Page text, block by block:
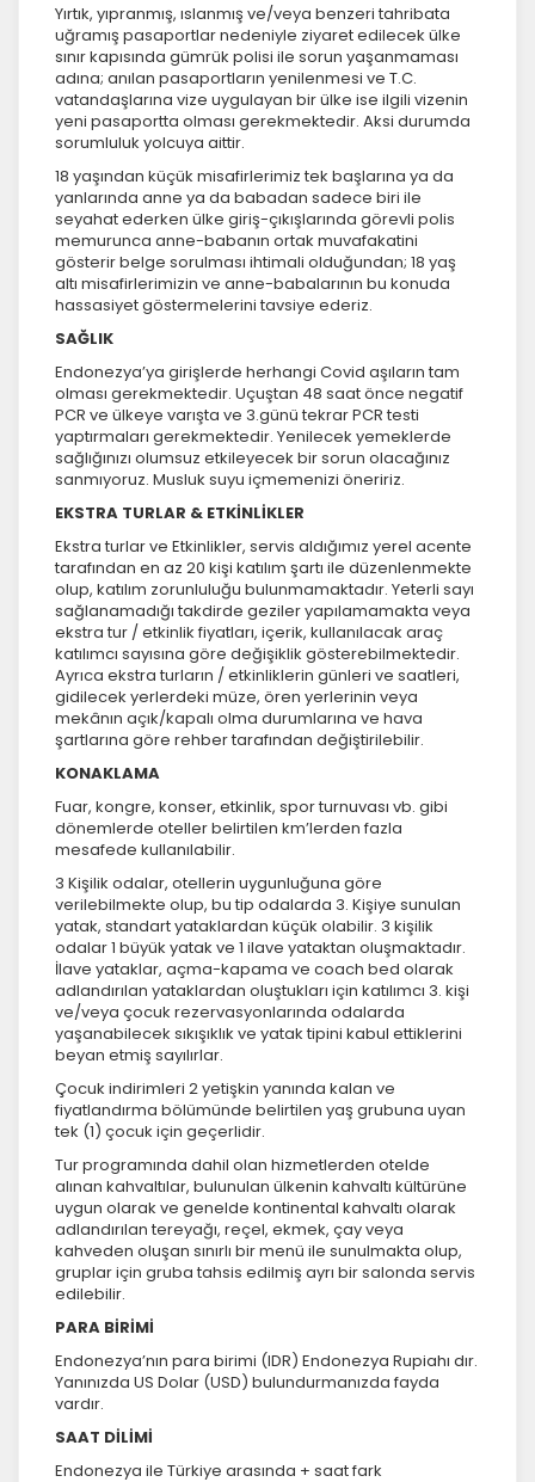
Yırtık, yıpranmış, ıslanmış ve/veya benzeri tahribata
uğramış pasaportlar nedeniyle ziyaret edilecek ülke
sınır kapısında gümrük polisi ile sorun yaşanmaması
adına; anılan pasaportların yenilenmesi ve T.C.
vatandaşlarına vize uygulayan bir ülke ise ilgili vizenin
yeni pasaportta olması gerekmektedir. Aksi durumda
sorumluluk yolcuya aittir.
18 yaşından küçük misafirlerimiz tek başlarına ya da
yanlarında anne ya da babadan sadece biri ile
seyahat ederken ülke giriş-çıkışlarında görevli polis
memurunca anne-babanın ortak muvafakatini
gösterir belge sorulması ihtimali olduğundan; 18 yaş
altı misafirlerimizin ve anne-babalarının bu konuda
hassasiyet göstermelerini tavsiye ederiz.
SAĞLIK
Endonezya’ya girişlerde herhangi Covid aşıların tam
olması gerekmektedir. Uçuştan 48 saat önce negatif
PCR ve ülkeye varışta ve 3.günü tekrar PCR testi
yaptırmaları gerekmektedir. Yenilecek yemeklerde
sağlığınızı olumsuz etkileyecek bir sorun olacağınız
sanmıyoruz. Musluk suyu içmemenizi öneririz.
EKSTRA TURLAR & ETKİNLİKLER
Ekstra turlar ve Etkinlikler, servis aldığımız yerel acente
tarafından en az 20 kişi katılım şartı ile düzenlenmekte
olup, katılım zorunluluğu bulunmamaktadır. Yeterli sayı
sağlanamadığı takdirde geziler yapılamamakta veya
ekstra tur / etkinlik fiyatları, içerik, kullanılacak araç
katılımcı sayısına göre değişiklik gösterebilmektedir.
Ayrıca ekstra turların / etkinliklerin günleri ve saatleri,
gidilecek yerlerdeki müze, ören yerlerinin veya
mekânın açık/kapalı olma durumlarına ve hava
şartlarına göre rehber tarafından değiştirilebilir.
KONAKLAMA
Fuar, kongre, konser, etkinlik, spor turnuvası vb. gibi
dönemlerde oteller belirtilen km’lerden fazla
mesafede kullanılabilir.
3 Kişilik odalar, otellerin uygunluğuna göre
verilebilmekte olup, bu tip odalarda 3. Kişiye sunulan
yatak, standart yataklardan küçük olabilir. 3 kişilik
odalar 1 büyük yatak ve 1 ilave yataktan oluşmaktadır.
İlave yataklar, açma-kapama ve coach bed olarak
adlandırılan yataklardan oluştukları için katılımcı 3. kişi
ve/veya çocuk rezervasyonlarında odalarda
yaşanabilecek sıkışıklık ve yatak tipini kabul ettiklerini
beyan etmiş sayılırlar.
Çocuk indirimleri 2 yetişkin yanında kalan ve
fiyatlandırma bölümünde belirtilen yaş grubuna uyan
tek (1) çocuk için geçerlidir.
Tur programında dahil olan hizmetlerden otelde
alınan kahvaltılar, bulunulan ülkenin kahvaltı kültürüne
uygun olarak ve genelde kontinental kahvaltı olarak
adlandırılan tereyağı, reçel, ekmek, çay veya
kahveden oluşan sınırlı bir menü ile sunulmakta olup,
gruplar için gruba tahsis edilmiş ayrı bir salonda servis
edilebilir.
PARA BİRİMİ
Endonezya’nın para birimi (IDR) Endonezya Rupiahı dır.
Yanınızda US Dolar (USD) bulundurmanızda fayda
vardır.
SAAT DİLİMİ
Endonezya ile Türkiye arasında + saat fark